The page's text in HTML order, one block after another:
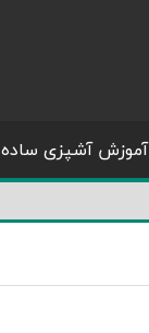
آموزش آشپزی ساده